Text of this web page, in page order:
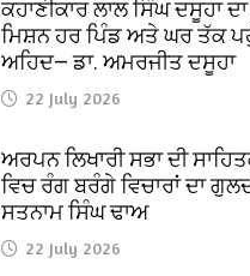
ਕਹਾਣੀਕਾਰ ਲਾਲ ਸਿੰਘ ਦਸੂਹਾ
ਮਿਸ਼ਨ ਹਰ ਪਿੰਡ ਅਤੇ ਘਰ ਤੱਕ
ਅਹਿਦ— ਡਾ. ਅਮਰਜੀਤ ਦਸੂਹਾ
22 July 2026
ਅਰਪਨ ਲਿਖਾਰੀ ਸਭਾ ਦੀ
ਵਿਚ ਰੰਗ ਬਰੰਗੇ ਵਿਚਾਰਾਂ ਦਾ
ਸਤਨਾਮ ਸਿੰਘ ਢਾਅ
22 July 2026